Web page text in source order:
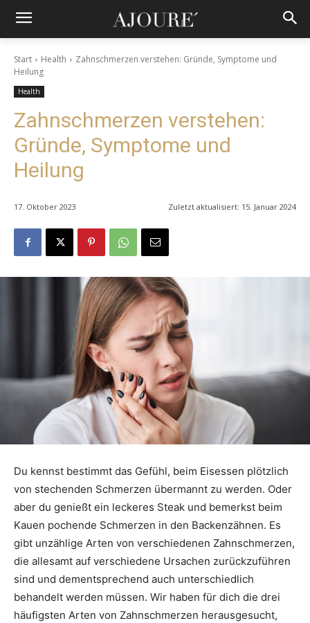
Start Health
Zahnschmerzen verstehen: Gründe, Symptome und
Heilung
Health
Zahnschmerzen verstehen:
Gründe, Symptome und
Heilung
17. Oktober 2023 Zuletzt aktualisiert: 15. Januar 2024
Du kennst bestimmt das Gefühl, beim Eisessen plötzlich
von stechenden Schmerzen übermannt zu werden. Oder
aber du genießt ein leckeres Steak und bemerkst beim
Kauen pochende Schmerzen in den Backenzähnen. Es
gibt unzählige Arten von verschiedenen Zahnschmerzen,
die allesamt auf verschiedene Ursachen zurückzuführen
sind und dementsprechend auch unterschiedlich
behandelt werden müssen. Wir haben für dich die drei
häufigsten Arten von Zahnschmerzen herausgesucht,